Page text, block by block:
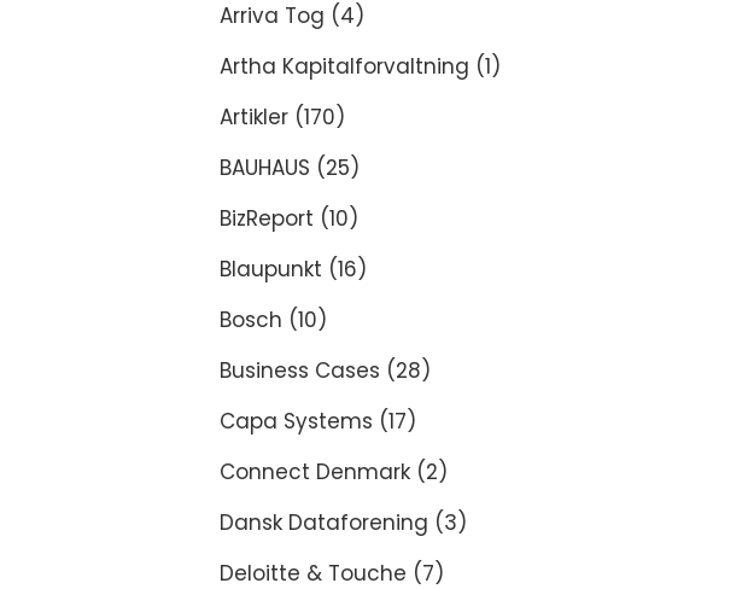
Arriva Tog (4)
Artha Kapitalforvaltning (1)
Artikler (170)
BAUHAUS (25)
BizReport (10)
Blaupunkt (16)
Bosch (10)
Business Cases (28)
Capa Systems (17)
Connect Denmark (2)
Dansk Dataforening (3)
Deloitte & Touche (7)